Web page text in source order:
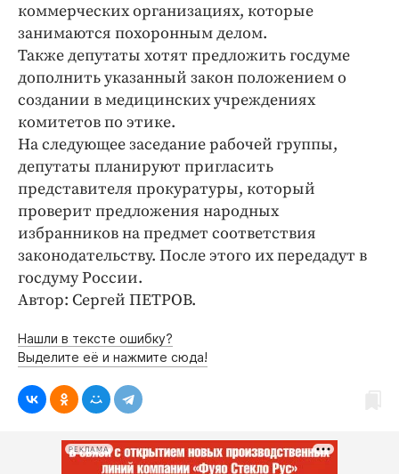
коммерческих организациях, которые
занимаются похоронным делом.
Также депутаты хотят предложить госдуме
дополнить указанный закон положением о
создании в медицинских учреждениях
комитетов по этике.
На следующее заседание рабочей группы,
депутаты планируют пригласить
представителя прокуратуры, который
проверит предложения народных
избранников на предмет соответствия
законодательству. После этого их передадут в
госдуму России.
Автор: Сергей ПЕТРОВ.
Нашли в тексте ошибку?
Выделите её и нажмите сюда!
РЕКЛАМА